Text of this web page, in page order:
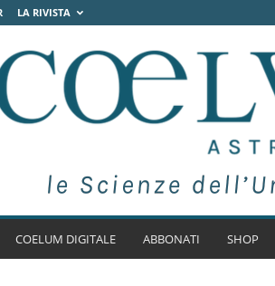
LA RIVISTA
COELUM DIGITALE ABBONATI SHOP